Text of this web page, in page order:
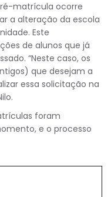
matrícula ocorre
a alteração da escola
Este
de alunos que já
“Neste caso, os
que desejam a
essa solicitação na
foram
e o processo